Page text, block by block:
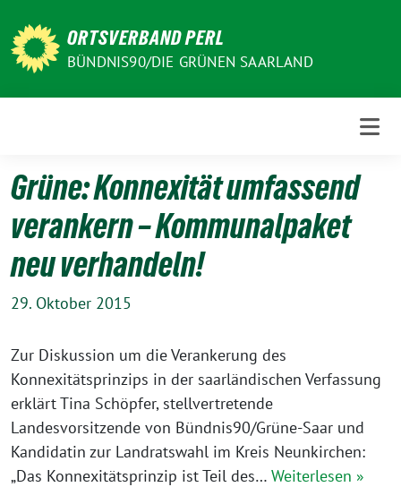
zum
Inhalt
ORTSVERBAND PERL
BÜNDNIS90/DIE GRÜNEN SAARLAND
Grüne: Konnexität umfassend
verankern – Kommunalpaket
neu verhandeln!
29. Oktober 2015
Zur Diskussion um die Verankerung des
Konnexitätsprinzips in der saarländischen Verfassung
erklärt Tina Schöpfer, stellvertretende
Landesvorsitzende von Bündnis90/Grüne-Saar und
Kandidatin zur Landratswahl im Kreis Neunkirchen:
„Das Konnexitätsprinzip ist Teil des… Weiterlesen »